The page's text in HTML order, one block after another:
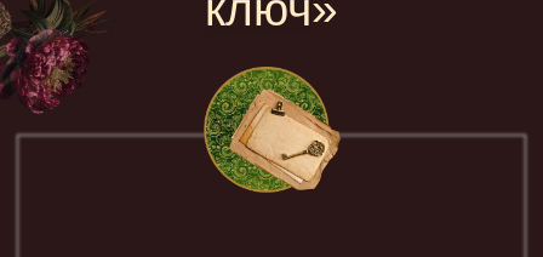
Вы видите за что вы платите!
По итогам встреч и обсуждений
мы создадим прозрачную
и понятную смету по всем зонам
декора и по всем выполняемым
услугам.